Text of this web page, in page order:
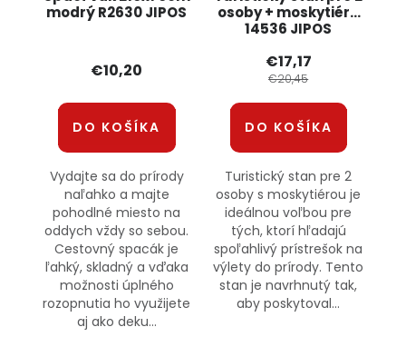
modrý R2630 JIPOS
€10,20
DO KOŠÍKA
Vydajte sa do prírody
naľahko a majte
pohodlné miesto na
oddych vždy so sebou.
Cestovný spacák je
ľahký, skladný a vďaka
možnosti úplného
rozopnutia ho využijete
aj ako deku...
osoby + moskytiéra
14536 JIPOS
€17,17
€20,45
DO KOŠÍKA
Turistický stan pre 2
osoby s moskytiérou je
ideálnou voľbou pre
tých, ktorí hľadajú
spoľahlivý prístrešok na
výlety do prírody. Tento
stan je navrhnutý tak,
aby poskytoval...